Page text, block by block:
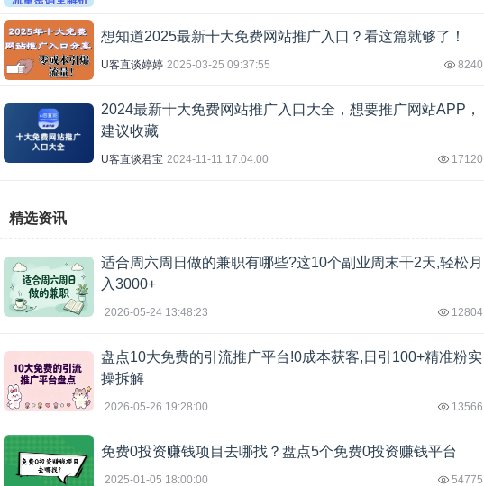
想知道2025最新十大免费网站推广入口？看这篇就够了！
U客直谈婷婷 2025-03-25 09:37:55 8240
2024最新十大免费网站推广入口大全，想要推广网站APP，
建议收藏
U客直谈君宝 2024-11-11 17:04:00 17120
精选资讯
适合周六周日做的兼职有哪些?这10个副业周末干2天,轻松月
入3000+
2026-05-24 13:48:23 12804
盘点10大免费的引流推广平台!0成本获客,日引100+精准粉实
操拆解
2026-05-26 19:28:00 13566
免费0投资赚钱项目去哪找？盘点5个免费0投资赚钱平台
2025-01-05 18:00:00 54775